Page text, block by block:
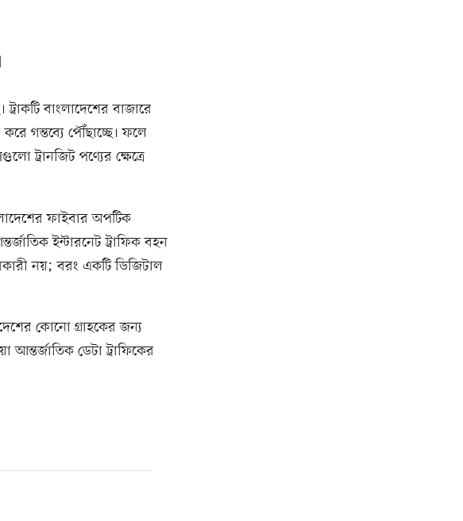
বাংলাদেশের বাজারে
গন্তব্যে পৌঁছাচ্ছে। ফলে
ট্রানজিট পণ্যের ক্ষেত্রে
ফাইবার অপটিক
ইন্টারনেট ট্রাফিক বহন
নয়; বরং একটি ডিজিটাল
কোনো গ্রাহকের জন্য
ডেটা ট্রাফিকের